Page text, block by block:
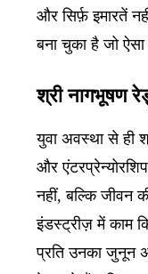
और सिर्फ़ इमारतें
बना चुका है जो
श्री नागभूषण
युवा अवस्था से ही
और
नहीं, बल्कि जीवन
इंडस्ट्रीज़ में काम
प्रति उनका जुनून